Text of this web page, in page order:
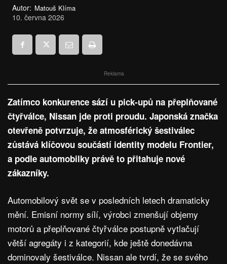
Autor: Matouš Klíma
10. června 2026
Reklama
Zatímco konkurence sází u pick-upů na přeplňované
čtyřválce, Nissan jde proti proudu. Japonská značka
otevřeně potvrzuje, že atmosférický šestiválec
zůstává klíčovou součástí identity modelu Frontier,
a podle automobilky právě to přitahuje nové
zákazníky.
Automobilový svět se v posledních letech dramaticky
mění. Emisní normy sílí, výrobci zmenšují objemy
motorů a přeplňované čtyřválce postupně vytlačují
větší agregáty i z kategorií, kde ještě donedávna
dominovaly šestiválce. Nissan ale tvrdí, že se svého